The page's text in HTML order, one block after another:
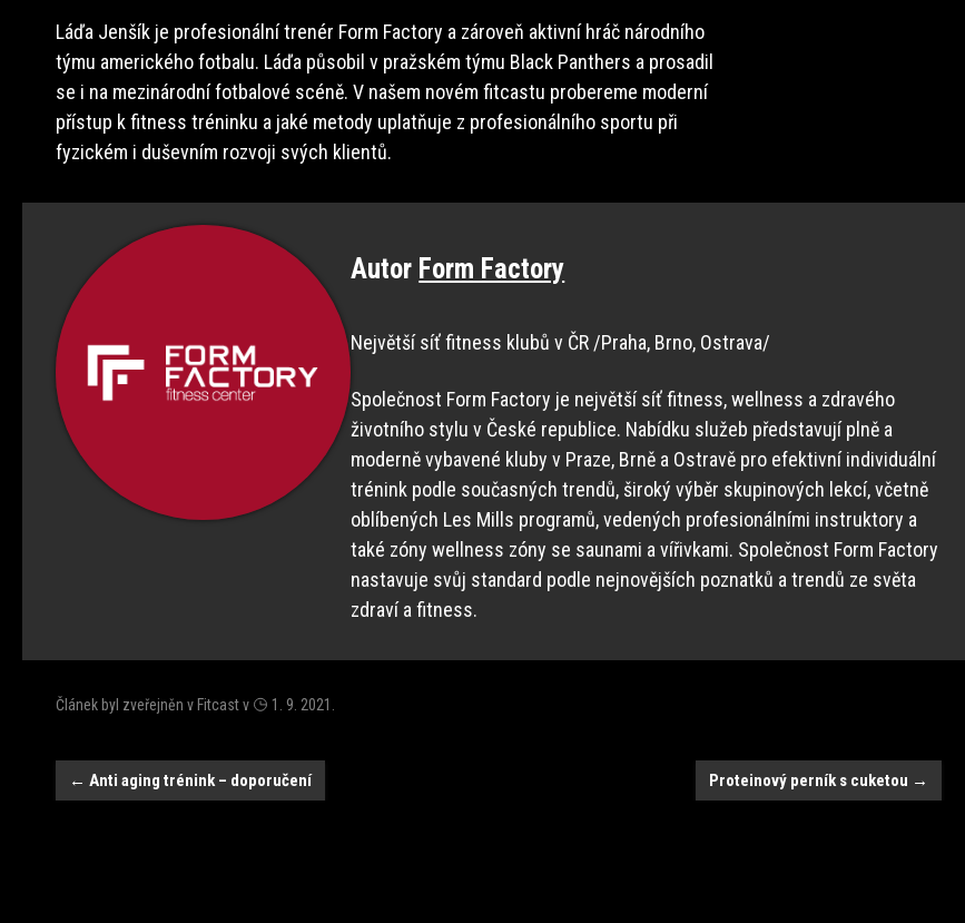
EMBED
Láďa Jenšík je profesionální trenér Form Factory a zároveň aktivní hráč národního
týmu amerického fotbalu. Láďa působil v pražském týmu Black Panthers a prosadil
se i na mezinárodní fotbalové scéně. V našem novém fitcastu probereme moderní
přístup k fitness tréninku a jaké metody uplatňuje z profesionálního sportu při
fyzickém i duševním rozvoji svých klientů.
Autor Form Factory
Největší síť fitness klubů v ČR /Praha, Brno, Ostrava/
Společnost Form Factory je největší síť fitness, wellness a zdravého
životního stylu v České republice. Nabídku služeb představují plně a
moderně vybavené kluby v Praze, Brně a Ostravě pro efektivní individuální
trénink podle současných trendů, široký výběr skupinových lekcí, včetně
oblíbených Les Mills programů, vedených profesionálními instruktory a
také zóny wellness zóny se saunami a vířivkami. Společnost Form Factory
nastavuje svůj standard podle nejnovějších poznatků a trendů ze světa
zdraví a fitness.
Článek byl zveřejněn v Fitcastv 1. 9. 2021
Navigace
← Anti aging trénink – doporučení Proteinový perník s cuketou →